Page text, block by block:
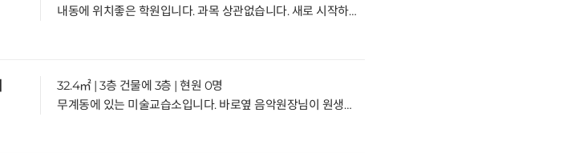
내동에 위치좋은 학원입니다. 과목 상관없습니다. 새로 시작하실분 문의주세요 거래형태:임대 종류:학원 사용승인일:2003.5.29입주가능일:협의 주차:1대가능 방향:주출입구기준 남향 관리비:30-50만원 3/11층
32.4㎡ | 3층 건물에 3층 | 현원 0명
무계동에 있는 미술교습소입니다. 바로옆 음악원장님이 원생들 밀어드립니다. 아파트 상가이고 차량운행 필요없는 곳이라 새로 시작하실분 문의주세요거래형태:임대 종류:학원 사용승인일:2002.5.14입주가능일:협의 주차:1대가능 방향:주출입구기준 남서향 관리비:10만원3/3층